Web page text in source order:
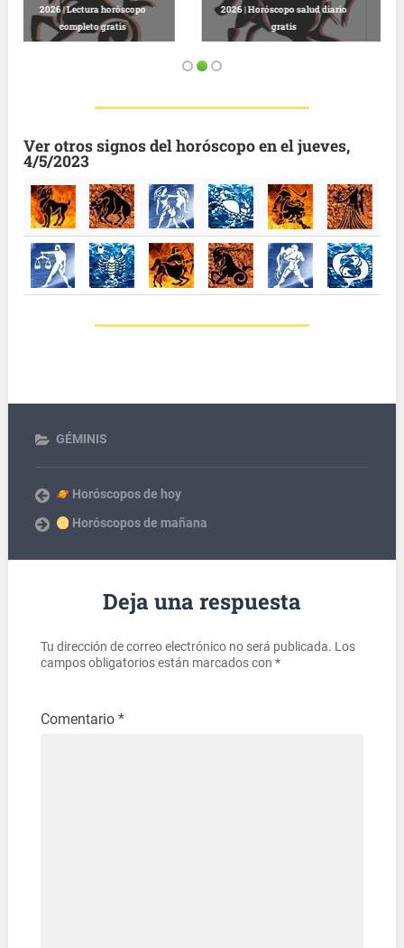
Predicciones astrológicas
gratuitas hoy
Leo, martes 13 de enero de 2026 |
Horóscopo completo y gratuito
Ver otros signos del horóscopo en el jueves,
4/5/2023
GÉMINIS
Horóscopos de hoy
Horóscopos de mañana
Deja una respuesta
Tu dirección de correo electrónico no será publicada. Los
campos obligatorios están marcados con *
Comentario *